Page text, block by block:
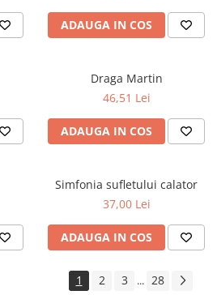
ADAUGA IN COS
Draga Martin
46,51 Lei
ADAUGA IN COS
Simfonia sufletului calator
37,00 Lei
ADAUGA IN COS
1 2 3 ... 28